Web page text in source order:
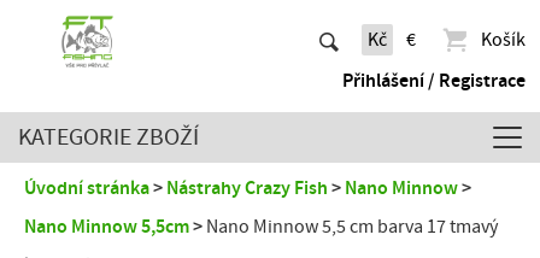
Kč €
Košík
Přihlášení / Registrace
KATEGORIE ZBOŽÍ
Úvodní stránka Nástrahy Crazy Fish
Nano Minnow
Nano Minnow 5,5cm
Nano Minnow 5,5 cm barva 17 tmavý